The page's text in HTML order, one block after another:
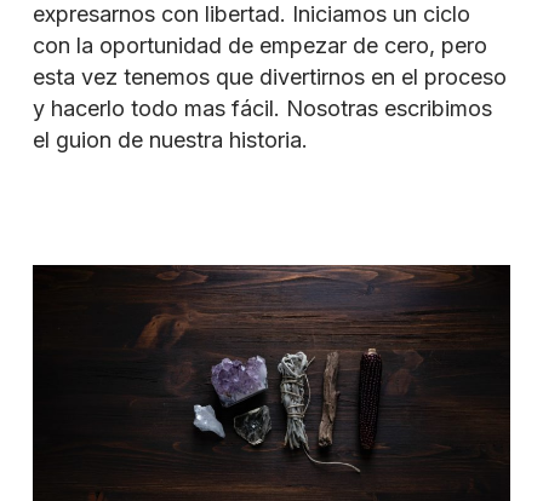
expresarnos con libertad. Iniciamos un ciclo
con la oportunidad de empezar de cero, pero
esta vez tenemos que divertirnos en el proceso
y hacerlo todo mas fácil. Nosotras escribimos
el guion de nuestra historia.